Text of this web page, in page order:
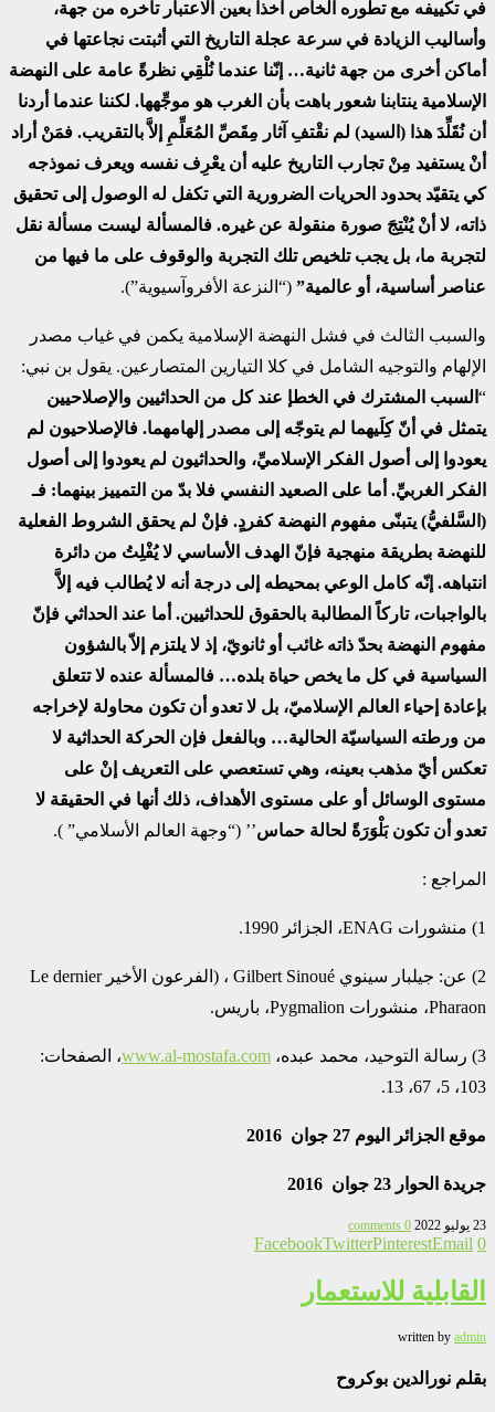
في تكييفه مع تطوره الخاص آخذاً بعين الاعتبار تأخره من جهة،
وأساليب الزيادة في سرعة عجلة التاريخ التي أثبتت نجاعتها في
أماكن أخرى من جهة ثانية… إنّنا عندما نُلْقِي نظرةً عامة على النهضة
الإسلامية ينتابنا شعور باهت بأن الغرب هو موجِّهها. لكننا عندما أردنا
أن نُقَلِّدَ هذا (السيد) لم نقْتفِ آثار مِقَصِّ المُعَلِّمِ إلاَّ بالتقريب. فمَنْ أراد
أنْ يستفيد مِنْ تجارب التاريخ عليه أن يعْرِف نفسه ويعرف نموذجه
كي يتقيّد بحدود الحريات الضرورية التي تكفل له الوصول إلى تحقيق
ذاته، لا أنْ يُنْتِجَ صورة منقولة عن غيره. فالمسألة ليست مسألة نقل
لتجربة ما، بل يجب تلخيص تلك التجربة والوقوف على ما فيها من
عناصر أساسية، أو عالمية” (“النزعة الأفروآسيوية”).
والسبب الثالث في فشل النهضة الإسلامية يكمن في غياب مصدر
الإلهام والتوجيه الشامل في كلا التيارين المتصارعين. يقول بن نبي:
“ السبب المشترك في الخطإ عند كل من الحداثيين والإصلاحيين
يتمثل في أنّ كِلَيهما لم يتوجّه إلى مصدر إلهامهما. فالإصلاحيون لم
يعودوا إلى أصول الفكر الإسلاميِّ، والحداثيون لم يعودوا إلى أصول
الفكر الغربيِّ. أما على الصعيد النفسي فلا بدّ من التمييز بينهما: فـ
(السَّلفيُّ) يتبنّى مفهوم النهضة كفردٍ. فإنْ لم يحقق الشروط الفعلية
للنهضة بطريقة منهجية فإنّ الهدف الأساسي لا يُفْلِتُ من دائرة
انتباهه. إنّه كامل الوعي بمحيطه إلى درجة أنه لا يُطالب فيه إلاَّ
بالواجبات، تاركاً المطالبة بالحقوق للحداثيين. أما عند الحداثي فإنّ
مفهوم النهضة بحدّ ذاته غائب أو ثانويّ، إذ لا يلتزم إلاّ بالشؤون
السياسية في كل ما يخص حياة بلده… فالمسألة عنده لا تتعلق
بإعادة إحياء العالم الإسلاميّ، بل لا تعدو أن تكون محاولة لإخراجه
من ورطته السياسيّة الحالية… وبالفعل فإن الحركة الحداثية لا
تعكس أيّ مذهب بعينه، وهي تستعصي على التعريف إنْ على
مستوى الوسائل أو على مستوى الأهداف، ذلك أنها في الحقيقة لا
تعدو أن تكون بَلْوَرَةً لحالة حماس’’ (“وجهة العالم الأسلامي” ).
المراجع :
1) منشورات ENAG، الجزائر 1990.
2) عن: جيلبار سينوي Gilbert Sinoué ، (الفرعون الأخير Le dernier
Pharaon، منشورات Pygmalion، باريس.
3) رسالة التوحيد، محمد عبده، www.al-mostafa.com، الصفحات:
103، 5، 67، 13.
موقع الجزائر اليوم 27 جوان
جريدة الحوار جوان
23 يوليو 2022 0 comments
0
FacebookTwitterPinterestEmail
القابلية للاستعمار
written by admin
بقلم نورالدين بوكروح